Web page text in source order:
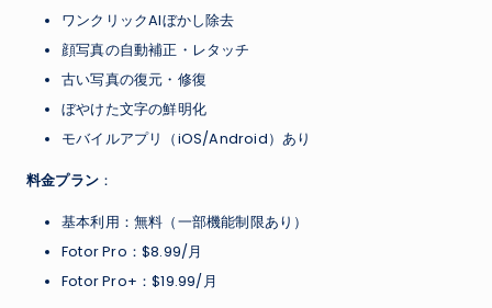
ワンクリックAIぼかし除去
顔写真の自動補正・レタッチ
古い写真の復元・修復
ぼやけた文字の鮮明化
モバイルアプリ（iOS/Android）あり
料金プラン ：
基本利用：無料（一部機能制限あり）
Fotor Pro：$8.99/月
Fotor Pro+：$19.99/月